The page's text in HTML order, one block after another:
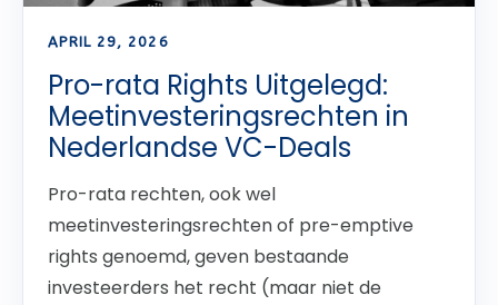
APRIL 29, 2026
Pro-rata Rights Uitgelegd:
Meetinvesteringsrechten in
Nederlandse VC-Deals
Pro-rata rechten, ook wel
meetinvesteringsrechten of pre-emptive
rights genoemd, geven bestaande
investeerders het recht (maar niet de